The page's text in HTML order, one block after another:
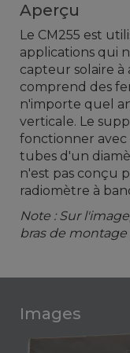
Aperçu
Le CM255 est
applications qui
capteur solaire à
comprend des
n'importe quel
verticale. Le
fonctionner avec
tubes d'un
n'est pas conçu
radiomètre à
Note : Sur
bras de
Images